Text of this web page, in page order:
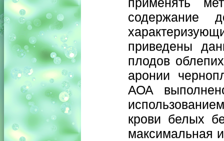
содержание
приведены
плодов
аронии
АОА
крови белых
максимальная